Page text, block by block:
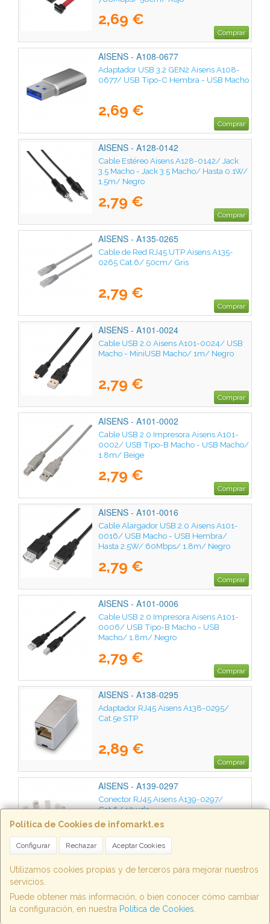
2,69 €
Comprar
AISENS - A108-0677
Adaptador USB 3.2 GEN2 Aisens A108-
0677/ USB Tipo-C Hembra - USB Macho
2,69 €
Comprar
AISENS - A128-0142
Cable Estéreo Aisens A128-0142/ Jack
3.5 Macho - Jack 3.5 Macho/ Hasta 0.1W/
1.5m/ Negro
2,79 €
Comprar
AISENS - A135-0265
Cable de Red RJ45 UTP Aisens A135-
0265 Cat.6/ 50cm/ Gris
2,79 €
Comprar
AISENS - A101-0024
Cable USB 2.0 Aisens A101-0024/ USB
Macho - MiniUSB Macho/ 1m/ Negro
2,79 €
Comprar
AISENS - A101-0002
Cable USB 2.0 Impresora Aisens A101-
0002/ USB Tipo-B Macho - USB Macho/
1.8m/ Beige
2,79 €
Comprar
AISENS - A101-0016
Cable Alargador USB 2.0 Aisens A101-
0016/ USB Macho - USB Hembra/
Hasta 2.5W/ 60Mbps/ 1.8m/ Negro
2,79 €
Comprar
AISENS - A101-0006
Cable USB 2.0 Impresora Aisens A101-
0006/ USB Tipo-B Macho - USB
Macho/ 1.8m/ Negro
2,79 €
Comprar
AISENS - A138-0295
Adaptador RJ45 Aisens A138-0295/
Cat.5e STP
2,89 €
Comprar
AISENS - A139-0297
Conector RJ45 Aisens A139-0297/
Cat.6/ 10 uds
2,89 €
AISENS - A101-0013
0013/ USB Macho - USB Hembra/ Hasta
2.5W/ 60Mbps/ 1.8m/ Beige
Política de Cookies de infomarkt.es
Configurar Rechazar Aceptar Cookies
Utilizamos cookies propias y de terceros para mejorar nuestros
servicios.
Puede obtener más información, o bien conocer cómo cambiar
la configuración, en nuestra Política de Cookies